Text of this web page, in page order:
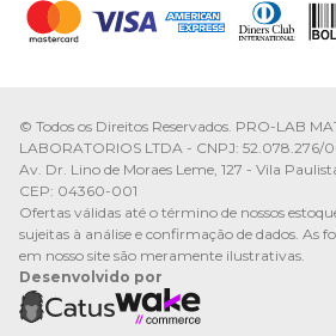
© Todos os Direitos Reservados. PRO-LAB
LABORATORIOS LTDA - CNPJ: 52.078.276/
Av. Dr. Lino de Moraes Leme, 127 - Vila
CEP: 04360-001
Ofertas válidas até o término de nossos
sujeitas à análise e confirmação de dados. As
em nosso site são meramente ilustrativas.
Desenvolvido por